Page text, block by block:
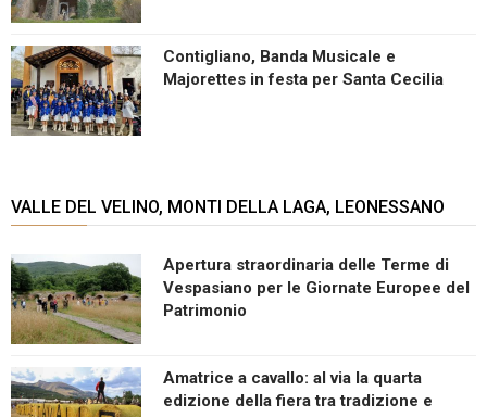
Contigliano, Banda Musicale e
Majorettes in festa per Santa Cecilia
VALLE DEL VELINO, MONTI DELLA LAGA, LEONESSANO
Apertura straordinaria delle Terme di
Vespasiano per le Giornate Europee del
Patrimonio
Amatrice a cavallo: al via la quarta
edizione della fiera tra tradizione e